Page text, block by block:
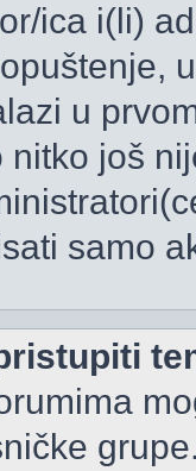
ica i(li)
u
nitko još
samo